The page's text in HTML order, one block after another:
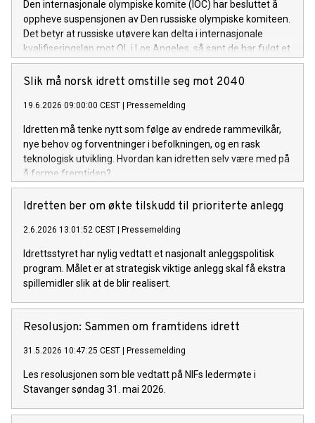
Den internasjonale olympiske komite (IOC) har besluttet å
oppheve suspensjonen av Den russiske olympiske komiteen.
Det betyr at russiske utøvere kan delta i internasjonale
kvalifiseringsløp mot OL i Los Angeles, så sant de har fulgt et
troverdig anti-doping regime.
Slik må norsk idrett omstille seg mot 2040
19.6.2026 09:00:00 CEST | Pressemelding
Idretten må tenke nytt som følge av endrede rammevilkår,
nye behov og forventninger i befolkningen, og en rask
teknologisk utvikling. Hvordan kan idretten selv være med på
å forme fremtiden?
Idretten ber om økte tilskudd til prioriterte anlegg
2.6.2026 13:01:52 CEST | Pressemelding
Idrettsstyret har nylig vedtatt et nasjonalt anleggspolitisk
program. Målet er at strategisk viktige anlegg skal få ekstra
spillemidler slik at de blir realisert.
Resolusjon: Sammen om framtidens idrett
31.5.2026 10:47:25 CEST | Pressemelding
Les resolusjonen som ble vedtatt på NIFs ledermøte i
Stavanger søndag 31. mai 2026.